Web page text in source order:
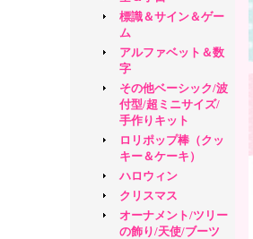
標識＆サイン＆ゲー
ム
アルファベット＆数
字
その他ベーシック/波
付型/超ミニサイズ/
手作りキット
ロリポップ棒（クッ
キー＆ケーキ）
ハロウィン
クリスマス
オーナメント/ツリー
の飾り/天使/ブーツ